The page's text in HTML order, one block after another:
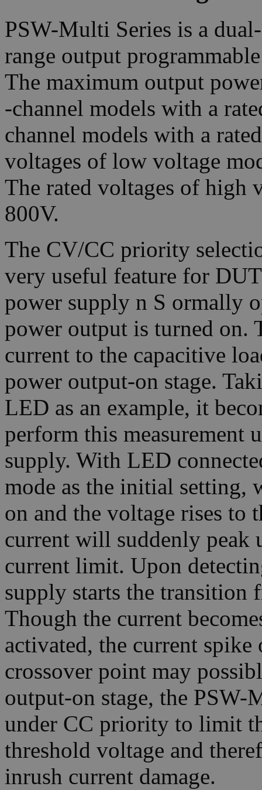
PSW-Multi Series is a
range output
The maximum output
-channel models with a
channel models with a
voltages of low voltage
The rated voltages of high
800V.
The CV/CC priority
very useful feature for
power supply n S ormally
power output is turned on.
current to the capacitive
power output-on stage.
LED as an example, it
perform this measurement
supply. With LED
mode as the initial setting,
on and the voltage rises to
current will suddenly peak
current limit. Upon
supply starts the transition
Though the current
activated, the current
crossover point may
output-on stage, the PSW-
under CC priority to limit
threshold voltage and
inrush current damage.